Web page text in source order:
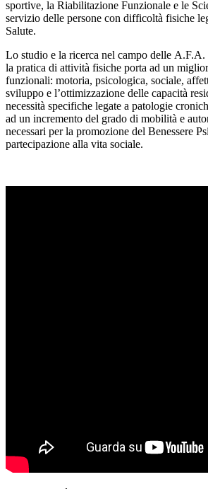
sportive, la Riabilitazione Funzionale e le
servizio delle persone con difficoltà fisiche
Salute.
Lo studio e la ricerca nel campo delle
la pratica di attività fisiche porta ad un
funzionali: motoria, psicologica, sociale,
sviluppo e l’ottimizzazione delle capacità
necessità specifiche legate a patologie
ad un incremento del grado di mobilità e
necessari per la promozione del Benessere
partecipazione alla vita sociale.